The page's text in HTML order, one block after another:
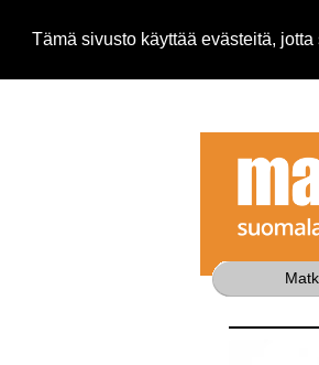
Tämä sivusto käyttää evästeitä,